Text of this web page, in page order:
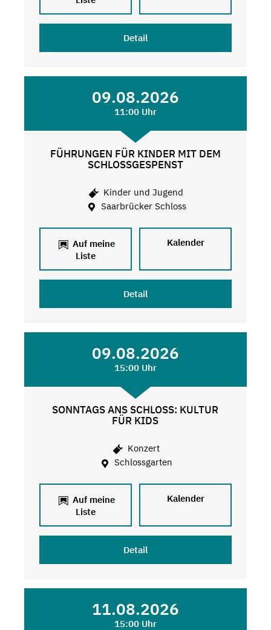
Detail
09.08.2026
11:00 Uhr
FÜHRUNGEN FÜR KINDER MIT DEM
SCHLOSSGESPENST
Kinder und Jugend
Saarbrücker Schloss
Auf meine
Liste
Kalender
Detail
09.08.2026
15:00 Uhr
SONNTAGS ANS SCHLOSS: KULTUR
FÜR KIDS
Konzert
Schlossgarten
Auf meine
Liste
Kalender
Detail
11.08.2026
15:00 Uhr